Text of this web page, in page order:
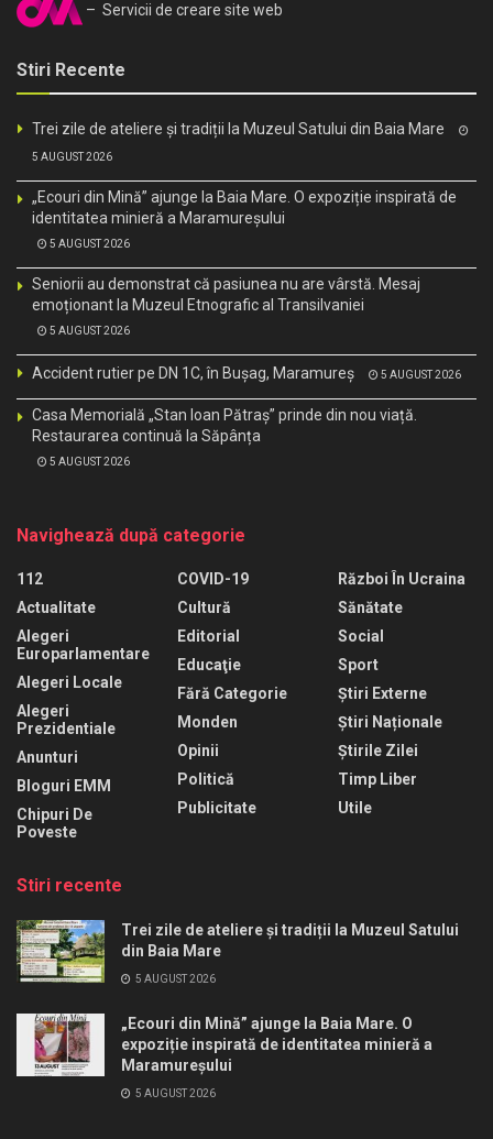
– Servicii de creare site web
Stiri Recente
Trei zile de ateliere și tradiții la Muzeul Satului din Baia Mare
5 AUGUST 2026
„Ecouri din Mină” ajunge la Baia Mare. O expoziție inspirată de
identitatea minieră a Maramureșului
5 AUGUST 2026
Seniorii au demonstrat că pasiunea nu are vârstă. Mesaj
emoționant la Muzeul Etnografic al Transilvaniei
5 AUGUST 2026
Accident rutier pe DN 1C, în Bușag, Maramureș 5 AUGUST 2026
Casa Memorială „Stan Ioan Pătraș” prinde din nou viață.
Restaurarea continuă la Săpânța
5 AUGUST 2026
Navighează după categorie
112
Actualitate
Alegeri
Europarlamentare
Alegeri Locale
Alegeri
Prezidentiale
Anunturi
Bloguri EMM
Chipuri De
Poveste
COVID-19
Cultură
Editorial
Educaţie
Fără Categorie
Monden
Opinii
Politică
Publicitate
Război În Ucraina
Sănătate
Social
Sport
Știri Externe
Știri Naționale
Știrile Zilei
Timp Liber
Utile
Stiri recente
Trei zile de ateliere și tradiții la Muzeul Satului
din Baia Mare
5 AUGUST 2026
„Ecouri din Mină” ajunge la Baia Mare. O
expoziție inspirată de identitatea minieră a
Maramureșului
5 AUGUST 2026